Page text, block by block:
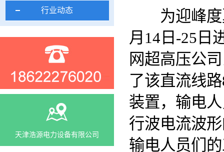
行业动态
天津浩源电力设备有限公司
为迎峰度夏
月14日-25日
网超高压公
了该直流线
装置，输电
行波电流波
输电人员们